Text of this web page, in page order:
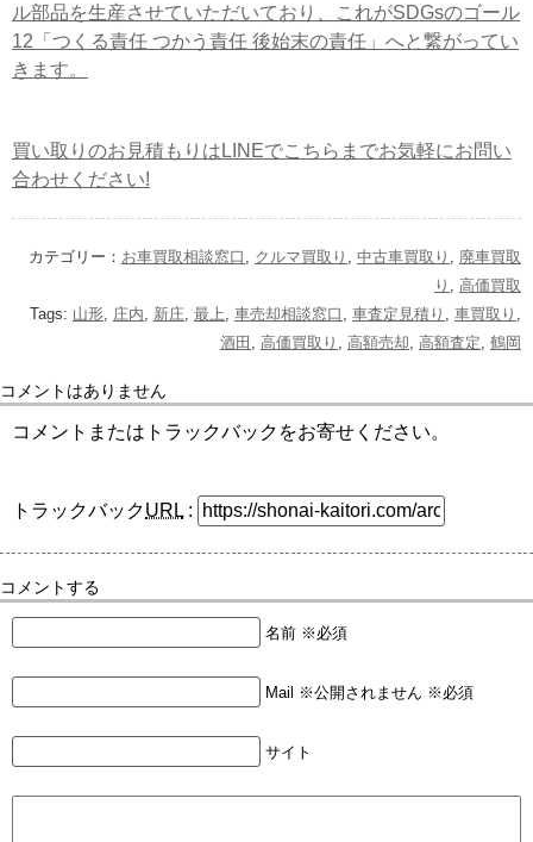
ル部品を生産させていただいており、これがSDGsのゴール
12「つくる責任 つかう責任 後始末の責任」へと繋がってい
きます。
買い取りのお見積もりはLINEでこちらまでお気軽にお問い
合わせください!
カテゴリー： お車買取相談窓口 クルマ買取り 中古車買取り
廃車買取
り
高価買取
Tags: 山形 庄内 新庄 最上 車売却相談窓口 車査定見積り 車買取り
酒田
高価買取り 高額売却 高額査定 鶴岡
コメントはありません
コメントまたはトラックバックをお寄せください。
トラックバックURL :
コメントする
名前 ※必須
Mail ※公開されません ※必須
サイト